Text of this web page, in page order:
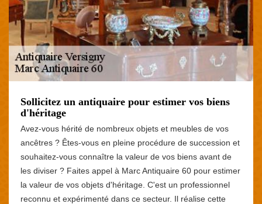
Sollicitez un antiquaire pour estimer vos biens
d'héritage
Avez-vous hérité de nombreux objets et meubles de vos
ancêtres ? Êtes-vous en pleine procédure de succession et
souhaitez-vous connaître la valeur de vos biens avant de
les diviser ? Faites appel à Marc Antiquaire 60 pour estimer
la valeur de vos objets d'héritage. C'est un professionnel
reconnu et expérimenté dans ce secteur. Il réalise cette